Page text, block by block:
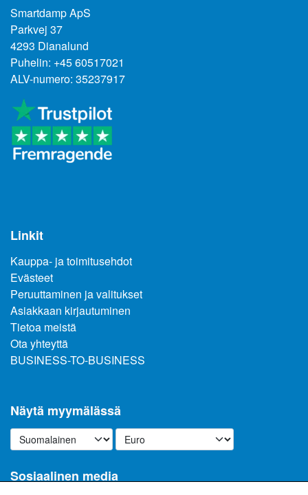
Smartdamp ApS
Parkvej 37
4293 Dianalund
Puhelin: +45 60517021
ALV-numero: 35237917
Linkit
Kauppa- ja toimitusehdot
Evästeet
Peruuttaminen ja valitukset
Asiakkaan kirjautuminen
Tietoa meistä
Ota yhteyttä
BUSINESS-TO-BUSINESS
Näytä myymälässä
Sosiaalinen media